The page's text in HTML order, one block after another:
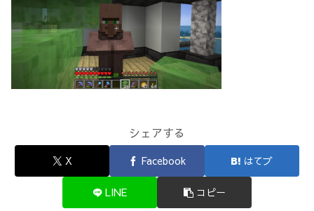
シェアする
X Facebook はてブ
LINE コピー